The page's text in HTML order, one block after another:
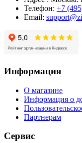
Телефон: +7
Email:
Информация
О магазине
Информация о
Партнерам
Сервис